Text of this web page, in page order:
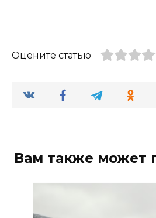
Оцените статью
Вам также может